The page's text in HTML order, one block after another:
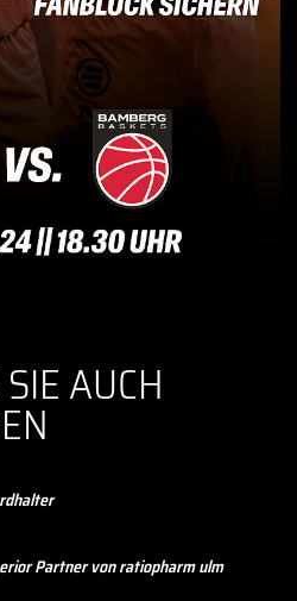
AUCH
Partner von ratiopharm ulm